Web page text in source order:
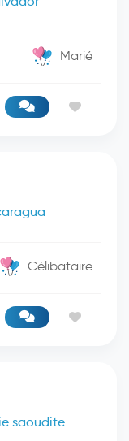
Marié
Célibataire
saoudite